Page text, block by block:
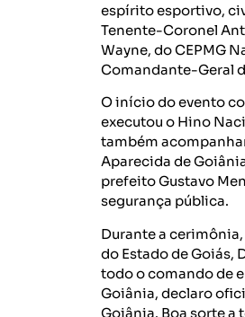
espírito esportivo,
Tenente-Coronel
Wayne, do CEPMG
Comandante-Geral
O início do evento
executou o Hino
também
Aparecida de
prefeito Gustavo
segurança pública.
Durante a
do Estado de Goiás,
todo o comando de
Goiânia, declaro
Goiânia. Boa sorte a